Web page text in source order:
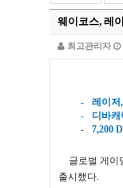
웨이코스, 레
최고관리자
- 레이저,
-
디바
-
7,200
글로벌 게
출시했다.